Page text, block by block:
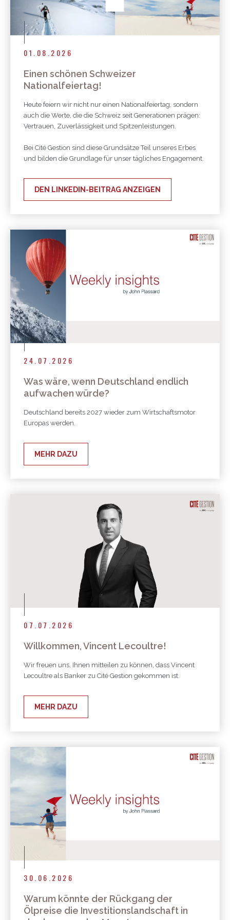
01.08.2026
Einen schönen Schweizer
Nationalfeiertag!
Heute feiern wir nicht nur einen Nationalfeiertag, sondern
auch die Werte, die die Schweiz seit Generationen prägen:
Vertrauen, Zuverlässigkeit und Spitzenleistungen.
Bei Cité Gestion sind diese Grundsätze Teil unseres Erbes
und bilden die Grundlage für unser tägliches Engagement.
DEN LINKEDIN-BEITRAG ANZEIGEN
24.07.2026
Was wäre, wenn Deutschland endlich
aufwachen würde?
Deutschland bereits 2027 wieder zum Wirtschaftsmotor
Europas werden.
MEHR DAZU
07.07.2026
Willkommen, Vincent Lecoultre!
Wir freuen uns, Ihnen mitteilen zu können, dass Vincent
Lecoultre als Banker zu Cité Gestion gekommen ist.
MEHR DAZU
30.06.2026
Warum könnte der Rückgang der
Ölpreise die Investitionslandschaft in